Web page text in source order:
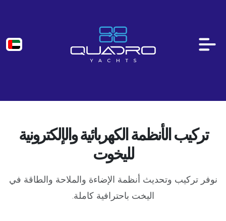
تركيب الأنظمة الكهربائية والإلكترونية
لليخوت
نوفر تركيب وتحديث أنظمة الإضاءة والملاحة والطاقة في
اليخت باحترافية كاملة.